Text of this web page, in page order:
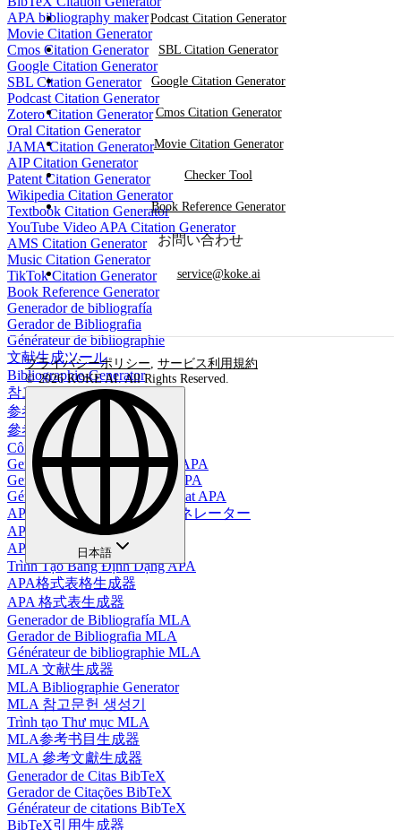
APA bibliography maker
Movie Citation Generator
Cmos Citation Generator
Google Citation Generator
SBL Citation Generator
Podcast Citation Generator
Zotero Citation Generator
Oral Citation Generator
JAMA Citation Generator
AIP Citation Generator
Patent Citation Generator
Wikipedia Citation Generator
Textbook Citation Generator
YouTube Video APA Citation Generator
AMS Citation Generator
Music Citation Generator
TikTok Citation Generator
Book Reference Generator
Generador de bibliografía
Gerador de Bibliografia
Générateur de bibliographie
文献生成ツール
Bibliographie-Generator
참고 문헌 생성기
参考文献生成器
參考書目生成器
Công cụ tạo danh mục tài liệu
Generador de Tablas en Estilo APA
Gerador de Tabelas no Estilo APA
Générateur de tableaux au format APA
APAスタイルテーブルジェネレーター
APA-Tabellengenerator
APA 스타일 테이블 생성기
Trình Tạo Bảng Định Dạng APA
APA格式表格生成器
APA 格式表生成器
Generador de Bibliografía MLA
Gerador de Bibliografia MLA
Générateur de bibliographie MLA
MLA 文献生成器
MLA Bibliographie Generator
MLA 참고문헌 생성기
Trình tạo Thư mục MLA
MLA参考书目生成器
MLA 參考文獻生成器
Generador de Citas BibTeX
Gerador de Citações BibTeX
Générateur de citations BibTeX
BibTeX引用生成器
Podcast Citation Generator
SBL Citation Generator
Google Citation Generator
Cmos Citation Generator
Movie Citation Generator
Checker Tool
Book Reference Generator
お問い合わせ
service@koke.ai
プライバシーポリシー, サービス利用規約
© 2026 KOKE AI. All Rights Reserved.
日本語